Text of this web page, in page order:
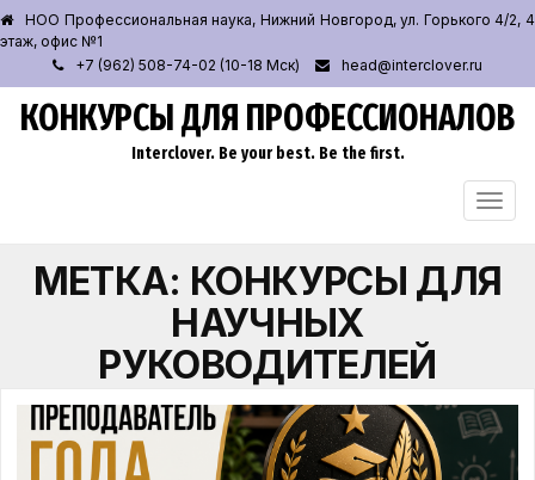
НОО Профессиональная наука, Нижний Новгород, ул. Горького 4/2, 4
этаж, офис №1
+7 (962) 508-74-02 (10-18 Мск)
head@interclover.ru
КОНКУРСЫ ДЛЯ ПРОФЕССИОНАЛОВ
Interclover. Be your best. Be the first.
МЕТКА: КОНКУРСЫ ДЛЯ
НАУЧНЫХ
РУКОВОДИТЕЛЕЙ